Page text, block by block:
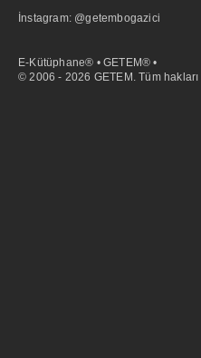
İnstagram: @getembogazici
E-Kütüphane® • GETEM® •
© 2006 - 2026 GETEM. Tüm hakları